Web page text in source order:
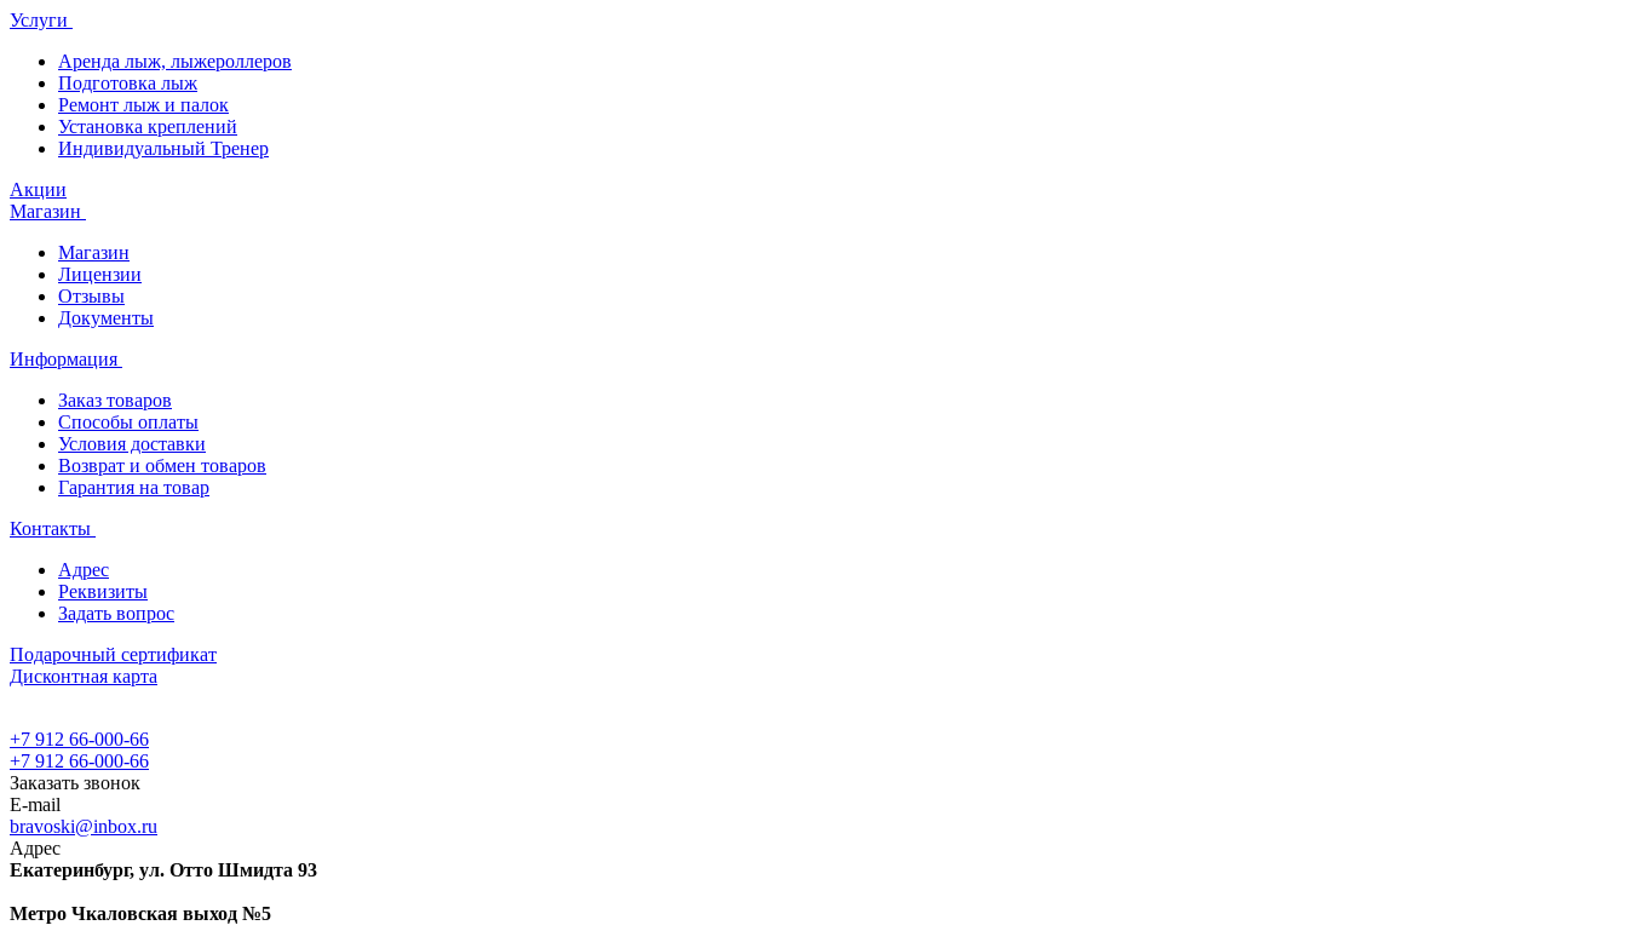
Услуги
Аренда лыж, лыжероллеров
Подготовка лыж
Ремонт лыж и палок
Установка креплений
Индивидуальный Тренер
Акции
Магазин
Магазин
Лицензии
Отзывы
Документы
Информация
Заказ товаров
Способы оплаты
Условия доставки
Возврат и обмен товаров
Гарантия на товар
Контакты
Адрес
Реквизиты
Задать вопрос
Подарочный сертификат
Дисконтная карта
+7 912 66-000-66
+7 912 66-000-66
Заказать звонок
E-mail
bravoski@inbox.ru
Адрес
Екатеринбург, ул. Отто Шмидта 93
Метро Чкаловская выход №5